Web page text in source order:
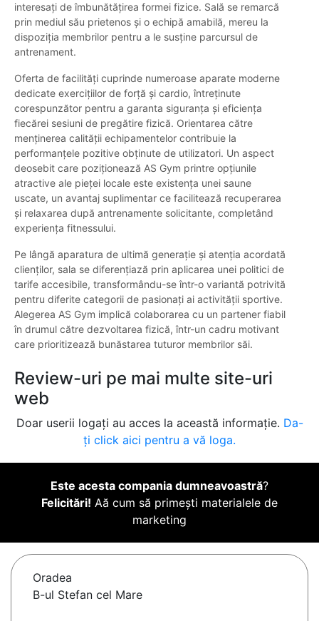
interesați de îmbunătățirea formei fizice. Sală se remarcă
prin mediul său prietenos și o echipă amabilă, mereu la
dispoziția membrilor pentru a le susține parcursul de
antrenament.
Oferta de facilități cuprinde numeroase aparate moderne
dedicate exercițiilor de forță și cardio, întreținute
corespunzător pentru a garanta siguranța și eficiența
fiecărei sesiuni de pregătire fizică. Orientarea către
menținerea calității echipamentelor contribuie la
performanțele pozitive obținute de utilizatori. Un aspect
deosebit care poziționează AS Gym printre opțiunile
atractive ale pieței locale este existența unei saune
uscate, un avantaj suplimentar ce facilitează recuperarea
și relaxarea după antrenamente solicitante, completând
experiența fitnessului.
Pe lângă aparatura de ultimă generație și atenția acordată
clienților, sala se diferențiază prin aplicarea unei politici de
tarife accesibile, transformându-se într-o variantă potrivită
pentru diferite categorii de pasionați ai activității sportive.
Alegerea AS Gym implică colaborarea cu un partener fiabil
în drumul către dezvoltarea fizică, într-un cadru motivant
care prioritizează bunăstarea tuturor membrilor săi.
Review-uri pe mai multe site-uri
web
Doar userii logați au acces la această informație. Da-
ți click aici pentru a vă loga.
Este acesta compania dumneavoastră?
Felicitări! Aă cum să primești materialele de
marketing
Oradea
B-ul Stefan cel Mare